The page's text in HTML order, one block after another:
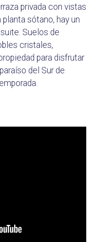
privada con vistas
sótano, hay un
Suelos de
cristales,
para disfrutar
del Sur de